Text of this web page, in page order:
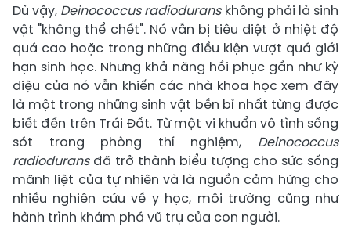
Dù vậy, Deinococcus radioduranskhông phải là sinh
vật "không thể chết". Nó vẫn bị tiêu diệt ở nhiệt độ
quá cao hoặc trong những điều kiện vượt quá giới
hạn sinh học. Nhưng khả năng hồi phục gần như kỳ
diệu của nó vẫn khiến các nhà khoa học xem đây
là một trong những sinh vật bền bỉ nhất từng được
biết đến trên Trái Đất. Từ một vi khuẩn vô tình sống
sót trong phòng thí nghiệm, Deinococcus
radioduransđã trở thành biểu tượng cho sức sống
mãnh liệt của tự nhiên và là nguồn cảm hứng cho
nhiều nghiên cứu về y học, môi trường cũng như
hành trình khám phá vũ trụ của con người.